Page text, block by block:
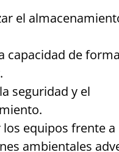
el
capacidad de forma
seguridad y el
los equipos frente a
ambientales